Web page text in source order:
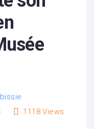
1118 Views